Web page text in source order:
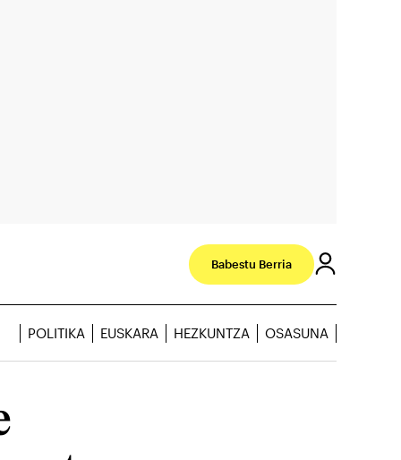
Babestu Berria
POLITIKA EUSKARA HEZKUNTZA OSASUNA